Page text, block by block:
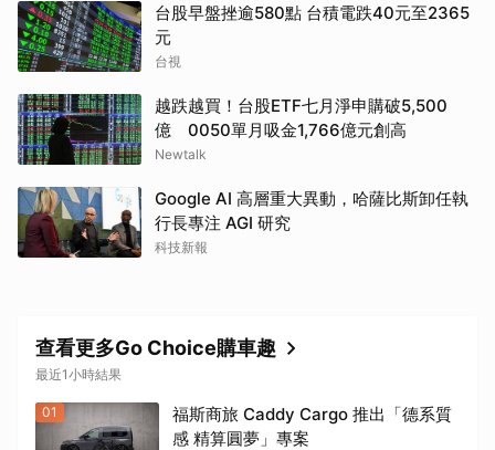
台股早盤挫逾580點 台積電跌40元至2365
元
台視
越跌越買！台股ETF七月淨申購破5,500
億 0050單月吸金1,766億元創高
Newtalk
Google AI 高層重大異動，哈薩比斯卸任執
行長專注 AGI 研究
科技新報
查看更多Go Choice購車趣
最近1小時結果
01
福斯商旅 Caddy Cargo 推出「德系質
感 精算圓夢」專案